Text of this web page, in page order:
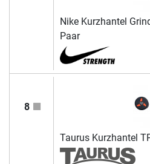
Nike Kurzhantel
Paar
8
Taurus Kurzhantel